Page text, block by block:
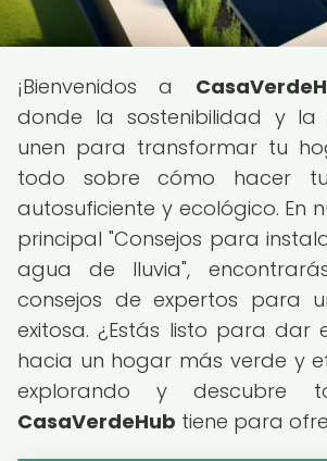
¡Bienvenidos a
donde la sostenibilidad y la
unen para transformar tu
todo sobre cómo hacer
autosuficiente y ecológico. En
principal "Consejos para
agua de lluvia",
consejos de expertos para
exitosa. ¿Estás listo para dar
hacia un hogar más verde y
explorando y descubre
CasaVerdeHub tiene para